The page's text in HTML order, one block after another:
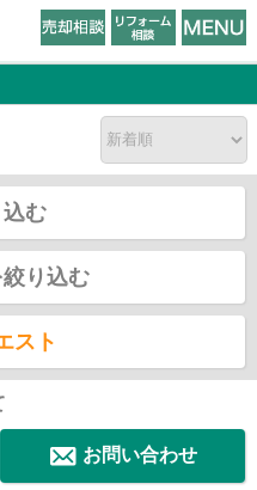
む
り込む
スト
お問い合わせ